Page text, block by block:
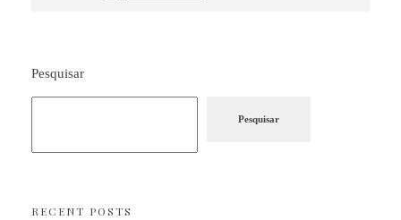
Pesquisar
Pesquisar
RECENT POSTS